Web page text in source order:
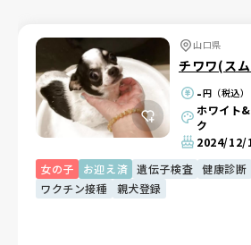
山口県
チワワ(ス
-円（税込）
ホワイト
ク
2024/12/
女の子
お迎え済 遺伝子検査
健康診断
ワクチン接種
親犬登録